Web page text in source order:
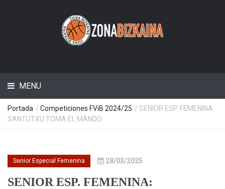
MENU
Portada / Competiciones FViB 2024/25 / SENIOR ESP. FEMENINA:
SANTUTXU TOMA EL MANDO
Senior Especial Femenina 28/03/2025
SENIOR ESP. FEMENINA: